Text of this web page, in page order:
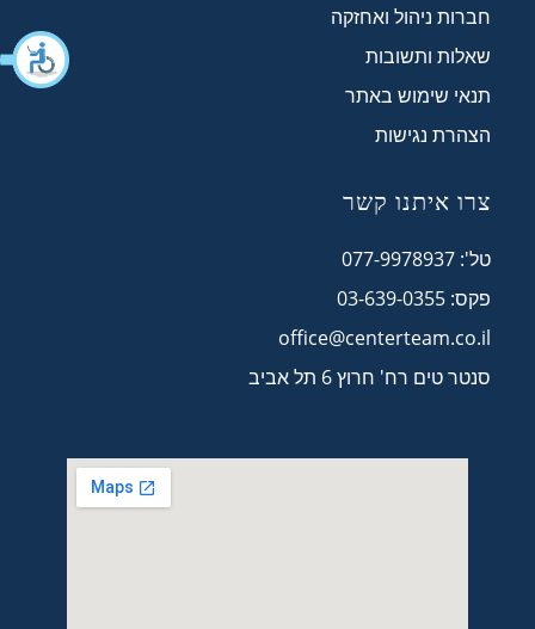
חברות ניהול ואחזקה
שאלות ותשובות
תנאי שימוש באתר
הצהרת נגישות
צרו איתנו קשר
טל': 077-9978937
פקס: 03-639-0355
office@centerteam.co.il
סנטר טים רח' חרוץ 6 תל אביב